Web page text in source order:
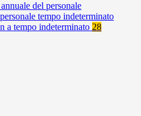
del personale
tempo indeterminato
a tempo indeterminato 28